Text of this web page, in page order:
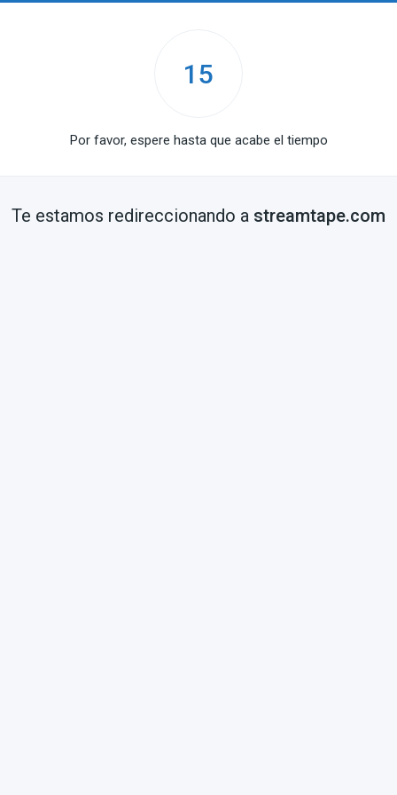
15
Por favor, espere hasta que acabe el tiempo
Te estamos redireccionando a streamtape.com